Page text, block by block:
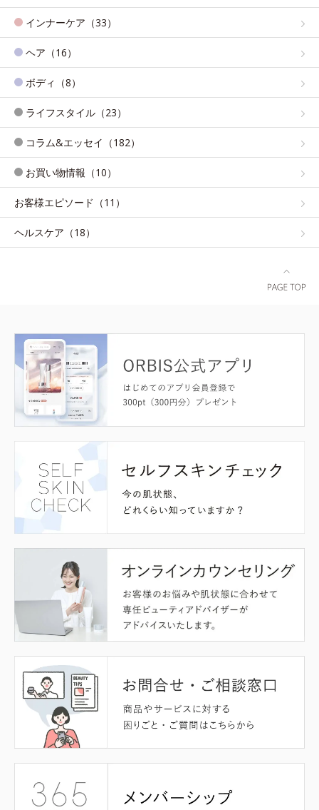
インナーケア（33）
ヘア（16）
ボディ（8）
ライフスタイル（23）
コラム&エッセイ（182）
お買い物情報（10）
お客様エピソード（11）
ヘルスケア（18）